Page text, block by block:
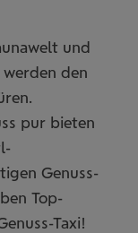
und
den
pur bieten
Genuss-
Top-
Taxi!